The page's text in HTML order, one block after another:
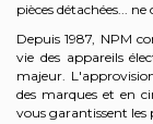
pièces détachées...
Depuis 1987, NPM
vie des appareils
majeur.
des marques et en
vous garantissent les